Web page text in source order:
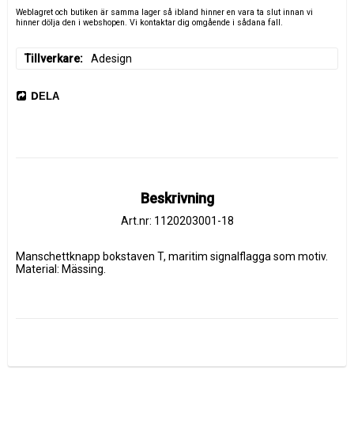
Weblagret och butiken är samma lager så ibland hinner en vara ta slut innan vi
hinner dölja den i webshopen. Vi kontaktar dig omgående i sådana fall.
Tillverkare Adesign
DELA
Beskrivning
Art.nr: 1120203001-18
Manschettknapp bokstaven T, maritim signalflagga som motiv.
Material: Mässing.